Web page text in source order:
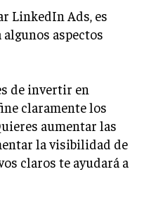
ELECTRÓNICO
Y GESTIÓN DE
LinkedIn Ads, es
aspectos
de invertir en
claramente los
aumentar las
la visibilidad de
claros te ayudará a